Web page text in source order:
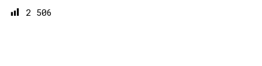
2 506